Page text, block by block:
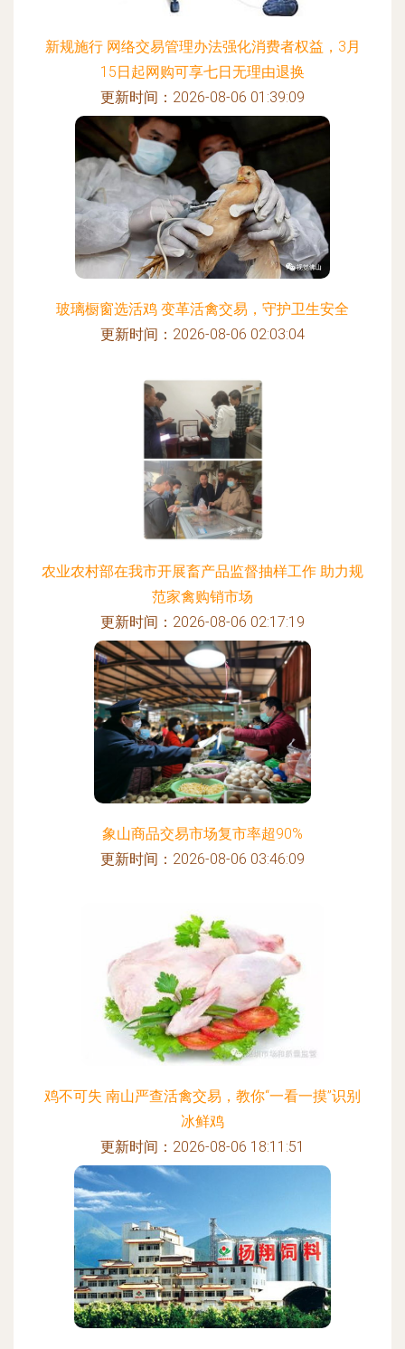
新规施行 网络交易管理办法强化消费者权益，3月
15日起网购可享七日无理由退换
更新时间：2026-08-06 01:39:09
玻璃橱窗选活鸡 变革活禽交易，守护卫生安全
更新时间：2026-08-06 02:03:04
农业农村部在我市开展畜产品监督抽样工作 助力规
范家禽购销市场
更新时间：2026-08-06 02:17:19
象山商品交易市场复市率超90%
更新时间：2026-08-06 03:46:09
鸡不可失 南山严查活禽交易，教你“一看一摸”识别
冰鲜鸡
更新时间：2026-08-06 18:11:51